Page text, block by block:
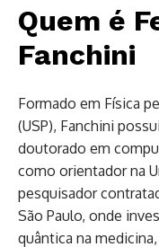
Quem é
Fanchini
Formado em Física
(USP), Fanchini
doutorado em
como orientador na
pesquisador
São Paulo, onde
quântica na